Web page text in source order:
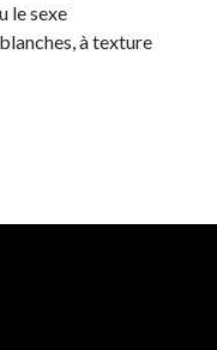
le sexe
à texture